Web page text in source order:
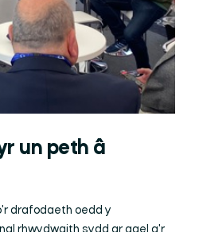
un peth â
drafodaeth oedd y